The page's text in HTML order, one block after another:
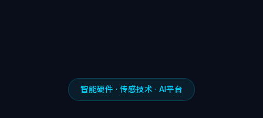
智能硬件 · 传感技术 · AI平台